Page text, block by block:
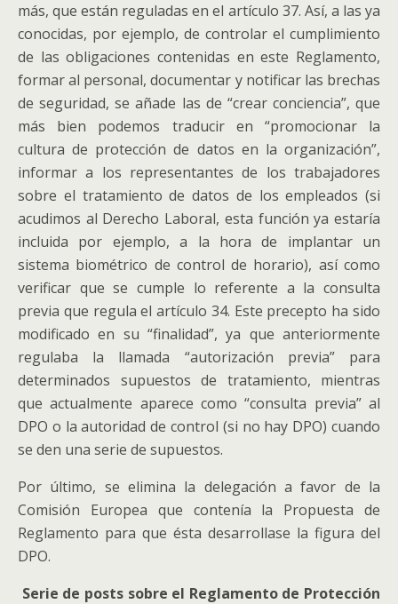
más, que están reguladas en el artículo 37. Así, a las ya
conocidas, por ejemplo, de controlar el cumplimiento
de las obligaciones contenidas en este Reglamento,
formar al personal, documentar y notificar las brechas
de seguridad, se añade las de “crear conciencia”, que
más bien podemos traducir en “promocionar la
cultura de protección de datos en la organización”,
informar a los representantes de los trabajadores
sobre el tratamiento de datos de los empleados (si
acudimos al Derecho Laboral, esta función ya estaría
incluida por ejemplo, a la hora de implantar un
sistema biométrico de control de horario), así como
verificar que se cumple lo referente a la consulta
previa que regula el artículo 34. Este precepto ha sido
modificado en su “finalidad”, ya que anteriormente
regulaba la llamada “autorización previa” para
determinados supuestos de tratamiento, mientras
que actualmente aparece como “consulta previa” al
DPO o la autoridad de control (si no hay DPO) cuando
se den una serie de supuestos.
Por último, se elimina la delegación a favor de la
Comisión Europea que contenía la Propuesta de
Reglamento para que ésta desarrollase la figura del
DPO.
Serie de posts sobre el Reglamento de Protección